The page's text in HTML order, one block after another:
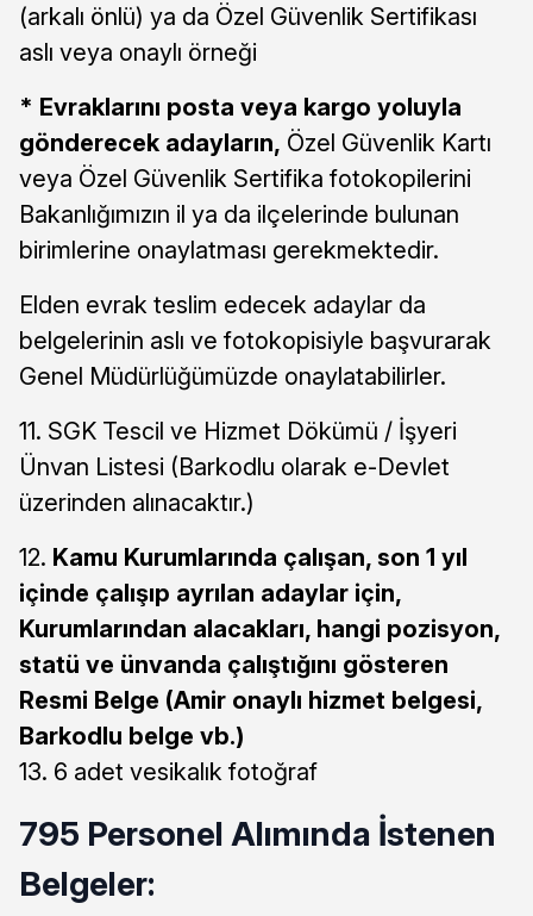
(arkalı önlü) ya da Özel Güvenlik Sertifikası
aslı veya onaylı örneği
* Evraklarını posta veya kargo yoluyla
gönderecek adayların, Özel Güvenlik Kartı
veya Özel Güvenlik Sertifika fotokopilerini
Bakanlığımızın il ya da ilçelerinde bulunan
birimlerine onaylatması gerekmektedir.
Elden evrak teslim edecek adaylar da
belgelerinin aslı ve fotokopisiyle başvurarak
Genel Müdürlüğümüzde onaylatabilirler.
11. SGK Tescil ve Hizmet Dökümü / İşyeri
Ünvan Listesi (Barkodlu olarak e-Devlet
üzerinden alınacaktır.)
12. Kamu Kurumlarında çalışan, son 1 yıl
içinde çalışıp ayrılan adaylar için,
Kurumlarından alacakları, hangi pozisyon,
statü ve ünvanda çalıştığını gösteren
Resmi Belge (Amir onaylı hizmet belgesi,
Barkodlu belge vb.)
13. 6 adet vesikalık fotoğraf
795 Personel Alımında İstenen
Belgeler: